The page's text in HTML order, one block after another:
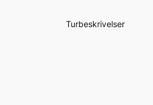
Turbeskrivelser